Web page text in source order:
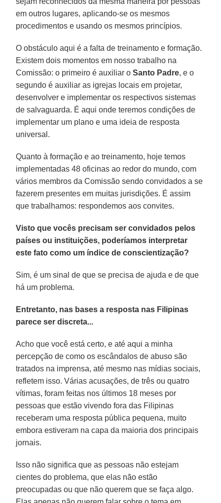
em outros lugares, aplicando-se os mesmos
procedimentos e usando os mesmos princípios.
O obstáculo aqui é a falta de treinamento e formação.
Existem dois momentos em nosso trabalho na
Comissão: o primeiro é auxiliar oSanto Padre, e o
segundo é auxiliar as igrejas locais em projetar,
desenvolver e implementar os respectivos sistemas
de salvaguarda. É aqui onde teremos condições de
implementar um plano e uma ideia de resposta
universal.
Quanto à formação e ao treinamento, hoje temos
implementadas 48 oficinas ao redor do mundo, com
vários membros da Comissão sendo convidados a se
fazerem presentes em muitas jurisdições. É assim
que trabalhamos: respondemos aos convites.
Visto que vocês precisam ser convidados pelos
países ou instituições, poderíamos interpretar
este fato como um índice de conscientização?
Sim, é um sinal de que se precisa de ajuda e de que
há um problema.
Entretanto, nas bases a resposta nas Filipinas
parece ser discreta...
Acho que você está certo, e até aqui a minha
percepção de como os escândalos de abuso são
tratados na imprensa, até mesmo nas mídias sociais,
refletem isso. Várias acusações, de três ou quatro
vítimas, foram feitas nos últimos 18 meses por
pessoas que estão vivendo fora das Filipinas
receberam uma resposta pública pequena, muito
embora estiveram na capa da maioria dos principais
jornais.
Isso não significa que as pessoas não estejam
cientes do problema, que elas não estão
preocupadas ou que não querem que se faça algo.